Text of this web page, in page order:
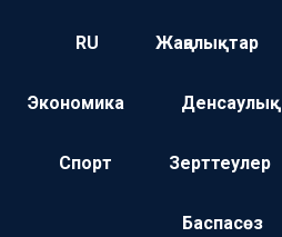
RU Жаңалықтар
Экономика Денсаулық
Спорт Зерттеулер
Баспасөз